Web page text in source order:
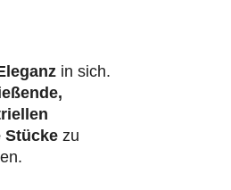
in sich.
Stücke zu